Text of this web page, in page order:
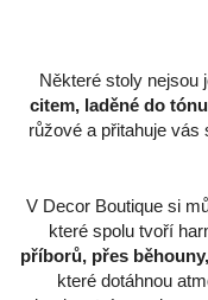
Některé stoly nejsou
citem, laděné do
růžové a přitahuje vás
V Decor Boutique si
které spolu tvoří
příborů, přes
které dotáhnou